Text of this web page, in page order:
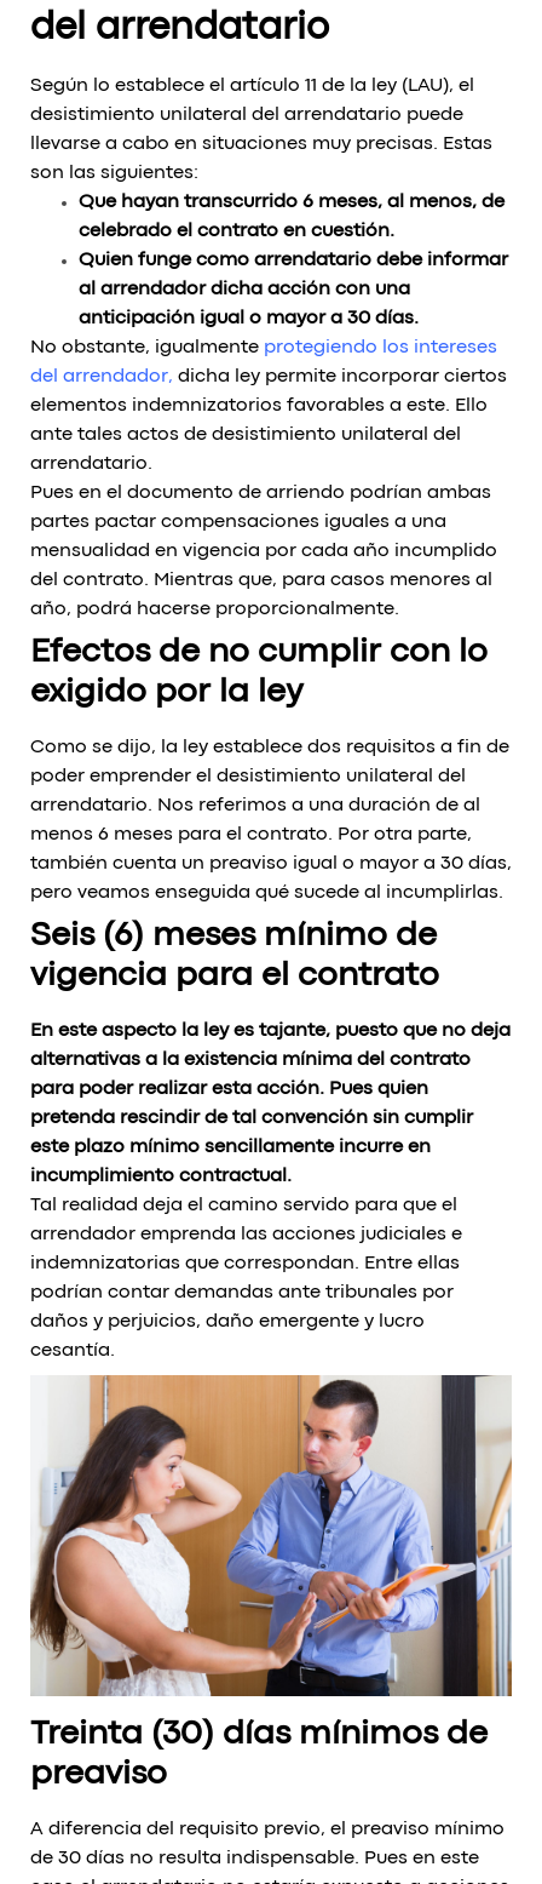
del arrendatario
Según lo establece el artículo 11 de la ley (LAU), el
desistimiento unilateral del arrendatario puede
llevarse a cabo en situaciones muy precisas. Estas
son las siguientes:
Que hayan transcurrido 6 meses, al menos, de
celebrado el contrato en cuestión.
Quien funge como arrendatario debe informar
al arrendador dicha acción con una
anticipación igual o mayor a 30 días.
No obstante, igualmente protegiendo los intereses
del arrendador, dicha ley permite incorporar ciertos
elementos indemnizatorios favorables a este. Ello
ante tales actos de desistimiento unilateral del
arrendatario.
Pues en el documento de arriendo podrían ambas
partes pactar compensaciones iguales a una
mensualidad en vigencia por cada año incumplido
del contrato. Mientras que, para casos menores al
año, podrá hacerse proporcionalmente.
Efectos de no cumplir con lo
exigido por la ley
Como se dijo, la ley establece dos requisitos a fin de
poder emprender el desistimiento unilateral del
arrendatario. Nos referimos a una duración de al
menos 6 meses para el contrato. Por otra parte,
también cuenta un preaviso igual o mayor a 30 días,
pero veamos enseguida qué sucede al incumplirlas.
Seis (6) meses mínimo de
vigencia para el contrato
En este aspecto la ley es tajante, puesto que no deja
alternativas a la existencia mínima del contrato
para poder realizar esta acción. Pues quien
pretenda rescindir de tal convención sin cumplir
este plazo mínimo sencillamente incurre en
incumplimiento contractual.
Tal realidad deja el camino servido para que el
arrendador emprenda las acciones judiciales e
indemnizatorias que correspondan. Entre ellas
podrían contar demandas ante tribunales por
daños y perjuicios, daño emergente y lucro
cesantía.
Treinta (30) días mínimos de
preaviso
A diferencia del requisito previo, el preaviso mínimo
de 30 días no resulta indispensable. Pues en este